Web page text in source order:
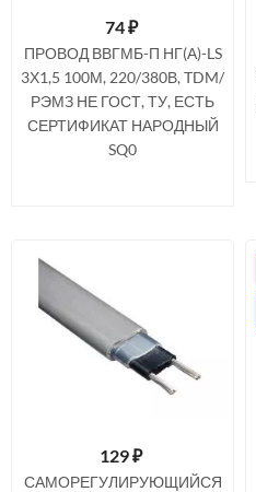
74₽
ПРОВОД ВВГМБ-П НГ(А)-LS
3Х1,5 100М, 220/380В, TDM/
РЭМЗ НЕ ГОСТ, ТУ, ЕСТЬ
СЕРТИФИКАТ НАРОДНЫЙ
SQ0
129₽
САМОРЕГУЛИРУЮЩИЙСЯ